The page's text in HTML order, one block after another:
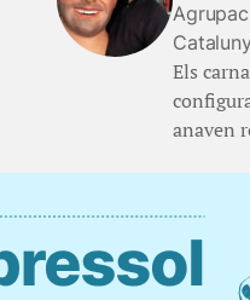
Els
anaven